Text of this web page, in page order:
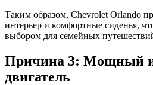
Таким образом, Chevrolet Orlando
интерьер и комфортные сиденья,
выбором для семейных
Причина 3: Мощный
двигатель